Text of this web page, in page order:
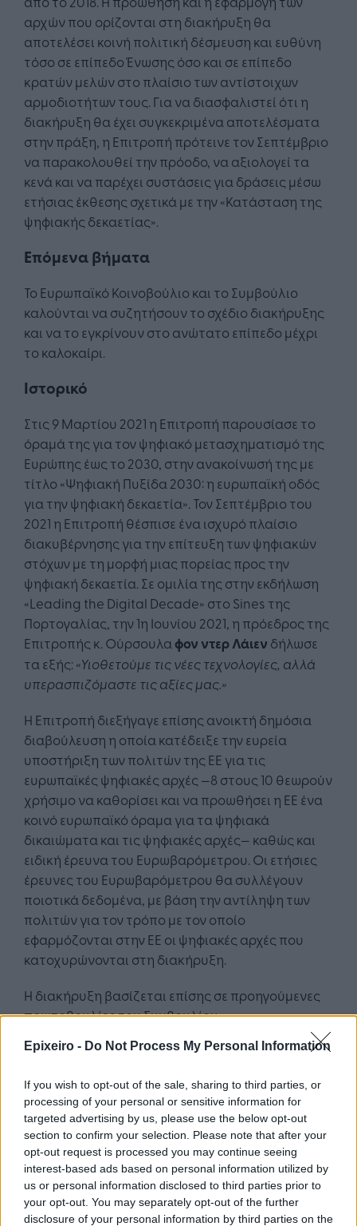
Epixeiro - Do Not Process My Personal Information
If you wish to opt-out of the sale, sharing to third parties, or
processing of your personal or sensitive information for
targeted advertising by us, please use the below opt-out
section to confirm your selection. Please note that after your
opt-out request is processed you may continue seeing
interest-based ads based on personal information utilized by
us or personal information disclosed to third parties prior to
your opt-out. You may separately opt-out of the further
disclosure of your personal information by third parties on the
αρχών που ορίζονται στη διακήρυξη θα
αποτελέσει κοινή πολιτική δέσμευση και ευθύνη
τόσο σε επίπεδο Ένωσης όσο και σε επίπεδο
κρατών μελών στο πλαίσιο των αντίστοιχων
αρμοδιοτήτων τους. Για να διασφαλιστεί ότι η
διακήρυξη θα έχει συγκεκριμένα αποτελέσματα
στην πράξη, η Επιτροπή πρότεινε τον Σεπτέμβριο
να παρακολουθεί την πρόοδο, να αξιολογεί τα
κενά και να παρέχει συστάσεις για δράσεις μέσω
ετήσιας έκθεσης σχετικά με την «Κατάσταση της
ψηφιακής δεκαετίας».
Επόμενα βήματα
Το Ευρωπαϊκό Κοινοβούλιο και το Συμβούλιο
καλούνται να συζητήσουν το σχέδιο διακήρυξης
και να το εγκρίνουν στο ανώτατο επίπεδο μέχρι
το καλοκαίρι.
Ιστορικό
Στις 9 Μαρτίου 2021 η Επιτροπή παρουσίασε το
όραμά της για τον ψηφιακό μετασχηματισμό της
Ευρώπης έως το 2030, στην ανακοίνωσή της με
τίτλο «Ψηφιακή Πυξίδα 2030: η ευρωπαϊκή οδός
για την ψηφιακή δεκαετία». Τον Σεπτέμβριο του
2021 η Επιτροπή θέσπισε ένα ισχυρό πλαίσιο
διακυβέρνησης για την επίτευξη των ψηφιακών
στόχων με τη μορφή μιας πορείας προς την
ψηφιακή δεκαετία. Σε ομιλία της στην εκδήλωση
«Leading the Digital Decade» στο Sines της
Πορτογαλίας, την 1η Ιουνίου 2021, η πρόεδρος της
Επιτροπής κ. Ούρσουλαφον ντερ Λάιεν δήλωσε
τα εξής: «Υιοθετούμε τις νέες τεχνολογίες, αλλά
υπερασπιζόμαστε τις αξίες μας.»
Η Επιτροπή διεξήγαγε επίσης ανοικτή δημόσια
διαβούλευση η οποία κατέδειξε την ευρεία
υποστήριξη των πολιτών της ΕΕ για τις
ευρωπαϊκές ψηφιακές αρχές —8 στους 10 θεωρούν
χρήσιμο να καθορίσει και να προωθήσει η ΕΕ ένα
κοινό ευρωπαϊκό όραμα για τα ψηφιακά
δικαιώματα και τις ψηφιακές αρχές— καθώς και
ειδική έρευνα του Ευρωβαρόμετρου. Οι ετήσιες
έρευνες του Ευρωβαρόμετρου θα συλλέγουν
ποιοτικά δεδομένα, με βάση την αντίληψη των
πολιτών για τον τρόπο με τον οποίο
εφαρμόζονται στην ΕΕ οι ψηφιακές αρχές που
κατοχυρώνονται στη διακήρυξη.
Η διακήρυξη βασίζεται επίσης σε προηγούμενες
πρωτοβουλίες του Συμβουλίου,
συμπεριλαμβανομένης της δήλωσης του Τάλιν
για την ηλεκτρονική διακυβέρνηση, της
κοινωνία και την ψηφιακή διακυβέρνηση με βάση
τις αξίες, και της δήλωσης της Λισαβόνας —
Ψηφιακή δημοκρατία με σκοπό σχετικά με ένα
μοντέλο ψηφιακού μετασχηματισμού που
ενισχύει την ανθρώπινη διάσταση του ψηφιακού
οικοσυστήματος με πυρήνα την ψηφιακή ενιαία
αγορά.